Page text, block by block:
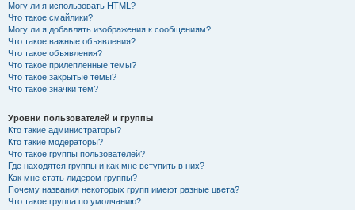
Могу ли я использовать HTML?
Что такое смайлики?
Могу ли я добавлять изображения к сообщениям?
Что такое важные объявления?
Что такое объявления?
Что такое прилепленные темы?
Что такое закрытые темы?
Что такое значки тем?
Уровни пользователей и группы
Кто такие администраторы?
Кто такие модераторы?
Что такое группы пользователей?
Где находятся группы и как мне вступить в них?
Как мне стать лидером группы?
Почему названия некоторых групп имеют разные цвета?
Что такое группа по умолчанию?